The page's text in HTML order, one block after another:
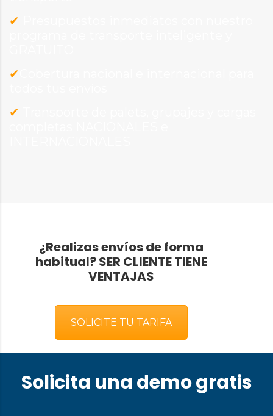
✔
✔
✔
¿Realizas envíos de forma
habitual?SER CLIENTE TIENE
VENTAJAS
SOLICITE TU TARIFA
Solicita una demo gratis